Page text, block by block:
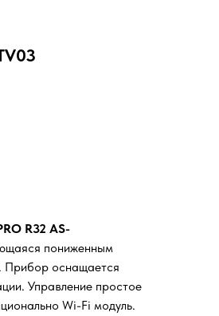
R32 AS-
пониженным
Прибор оснащается
Управление простое
Wi-Fi модуль.